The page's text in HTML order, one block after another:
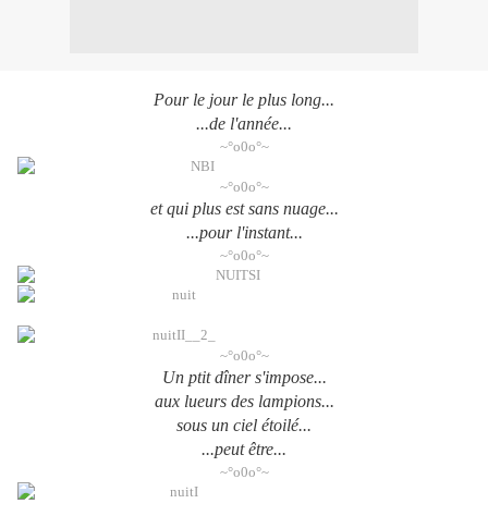
Pour le jour le plus long...
...de l'année...
~°o0o°~
~°o0o°~
et qui plus est sans nuage...
...pour l'instant...
~°o0o°~
~°o0o°~
Un ptit dîner s'impose...
aux lueurs des lampions...
sous un ciel étoilé...
...peut être...
~°o0o°~